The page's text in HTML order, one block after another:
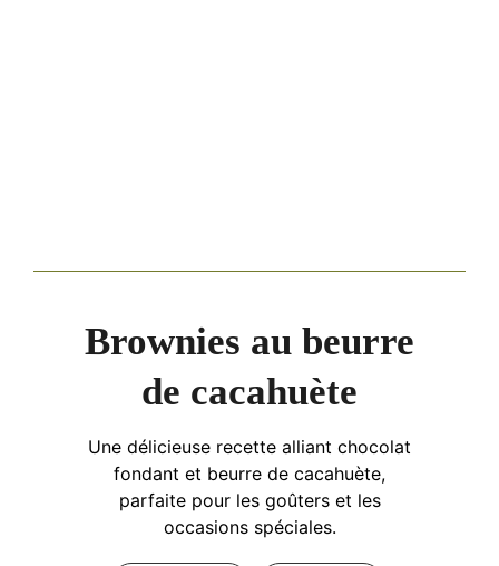
Brownies au beurre
de cacahuète
Une délicieuse recette alliant chocolat
fondant et beurre de cacahuète,
parfaite pour les goûters et les
occasions spéciales.